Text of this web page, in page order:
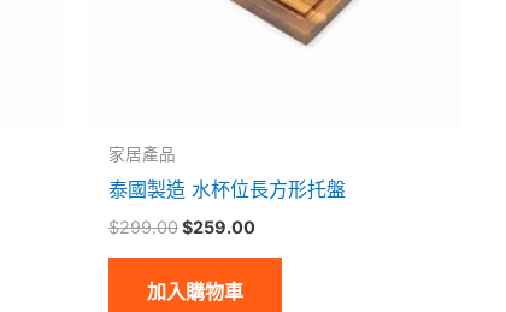
家居產品
泰國製造 水杯位長方形托盤
$299.00$259.00
加入購物車